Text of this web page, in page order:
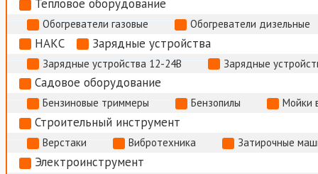
Тепловое оборудование
Обогреватели газовые Обогреватели дизельные
НАКС Зарядные устройства
Зарядные устройства 12-24В Зарядные
Садовое оборудование
Бензиновые триммеры Бензопилы Мойки
Строительный инструмент
Верстаки Вибротехника Затирочные
Электроинструмент